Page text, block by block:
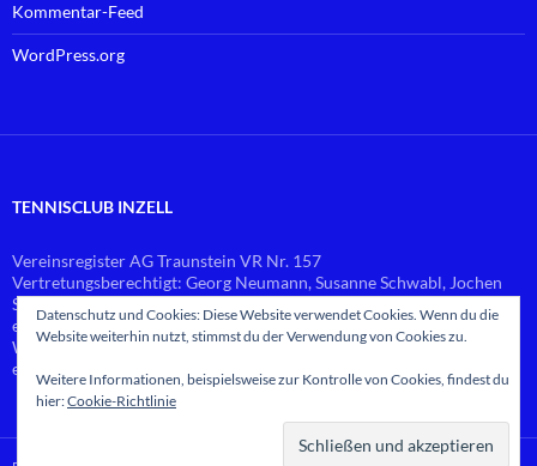
Kommentar-Feed
WordPress.org
TENNISCLUB INZELL
Vereinsregister AG Traunstein VR Nr. 157
Vertretungsberechtigt: Georg Neumann, Susanne Schwabl, Jochen
Schlierf
email:vorstand@tennis-inzell.de
Web-Master: Georg Neumann
email:
Datenschutz und Cookies: Diese Website verwendet Cookies. Wenn du die
Website weiterhin nutzt, stimmst du der Verwendung von Cookies zu.
Weitere Informationen, beispielsweise zur Kontrolle von Cookies, findest du
hier:Cookie-Richtlinie